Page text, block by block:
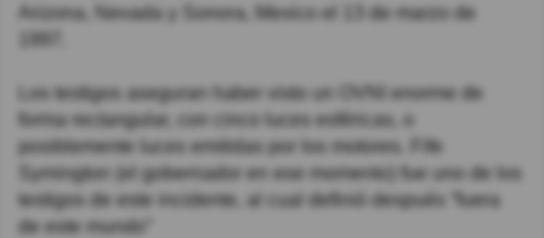
Arizona, Nevada y Sonora, Mexico el 13 de marzo de
Los testigos aseguran haber visto un OVNI enorme de
forma rectangular, con cinco luces esféricas, o
posiblemente luces emitidas por los motores. Fife
Symington (el gobernador en ese momento) fue uno de los
testigos de este incidente, al cual definió después “fuera
de este mundo”